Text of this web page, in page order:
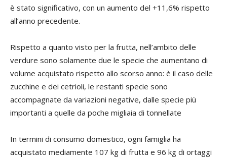
è stato significativo, con un aumento del +11,6% rispetto
all’anno precedente.
Rispetto a quanto visto per la frutta, nell’ambito delle
verdure sono solamente due le specie che aumentano di
volume acquistato rispetto allo scorso anno: è il caso delle
zucchine e dei cetrioli, le restanti specie sono
accompagnate da variazioni negative, dalle specie più
importanti a quelle da poche migliaia di tonnellate
In termini di consumo domestico, ogni famiglia ha
acquistato mediamente 107 kg di frutta e 96 kg di ortaggi